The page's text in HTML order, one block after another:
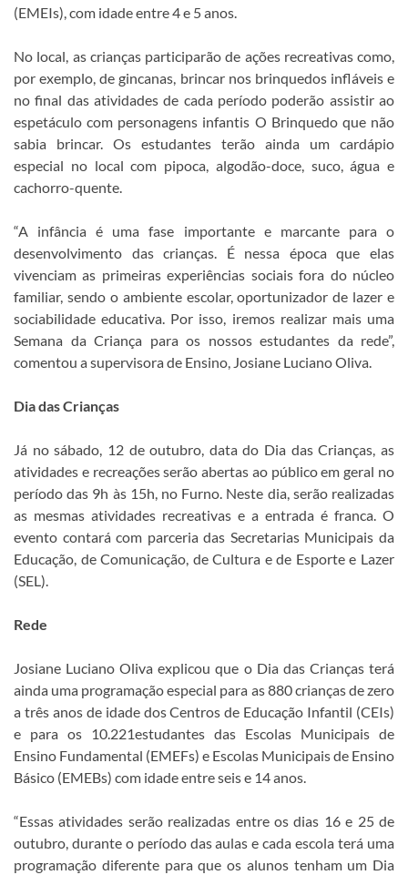
(EMEIs), com idade entre 4 e 5 anos.
No local, as crianças participarão de ações recreativas como,
por exemplo, de gincanas, brincar nos brinquedos infláveis e
no final das atividades de cada período poderão assistir ao
espetáculo com personagens infantis O Brinquedo que não
sabia brincar. Os estudantes terão ainda um cardápio
especial no local com pipoca, algodão-doce, suco, água e
cachorro-quente.
“A infância é uma fase importante e marcante para o
desenvolvimento das crianças. É nessa época que elas
vivenciam as primeiras experiências sociais fora do núcleo
familiar, sendo o ambiente escolar, oportunizador de lazer e
sociabilidade educativa. Por isso, iremos realizar mais uma
Semana da Criança para os nossos estudantes da rede”,
comentou a supervisora de Ensino, Josiane Luciano Oliva.
Dia das Crianças
Já no sábado, 12 de outubro, data do Dia das Crianças, as
atividades e recreações serão abertas ao público em geral no
período das 9h às 15h, no Furno. Neste dia, serão realizadas
as mesmas atividades recreativas e a entrada é franca. O
evento contará com parceria das Secretarias Municipais da
Educação, de Comunicação, de Cultura e de Esporte e Lazer
(SEL).
Rede
Josiane Luciano Oliva explicou que o Dia das Crianças terá
ainda uma programação especial para as 880 crianças de zero
a três anos de idade dos Centros de Educação Infantil (CEIs)
e para os 10.221estudantes das Escolas Municipais de
Ensino Fundamental (EMEFs) e Escolas Municipais de Ensino
Básico (EMEBs) com idade entre seis e 14 anos.
“Essas atividades serão realizadas entre os dias 16 e 25 de
outubro, durante o período das aulas e cada escola terá uma
programação diferente para que os alunos tenham um Dia